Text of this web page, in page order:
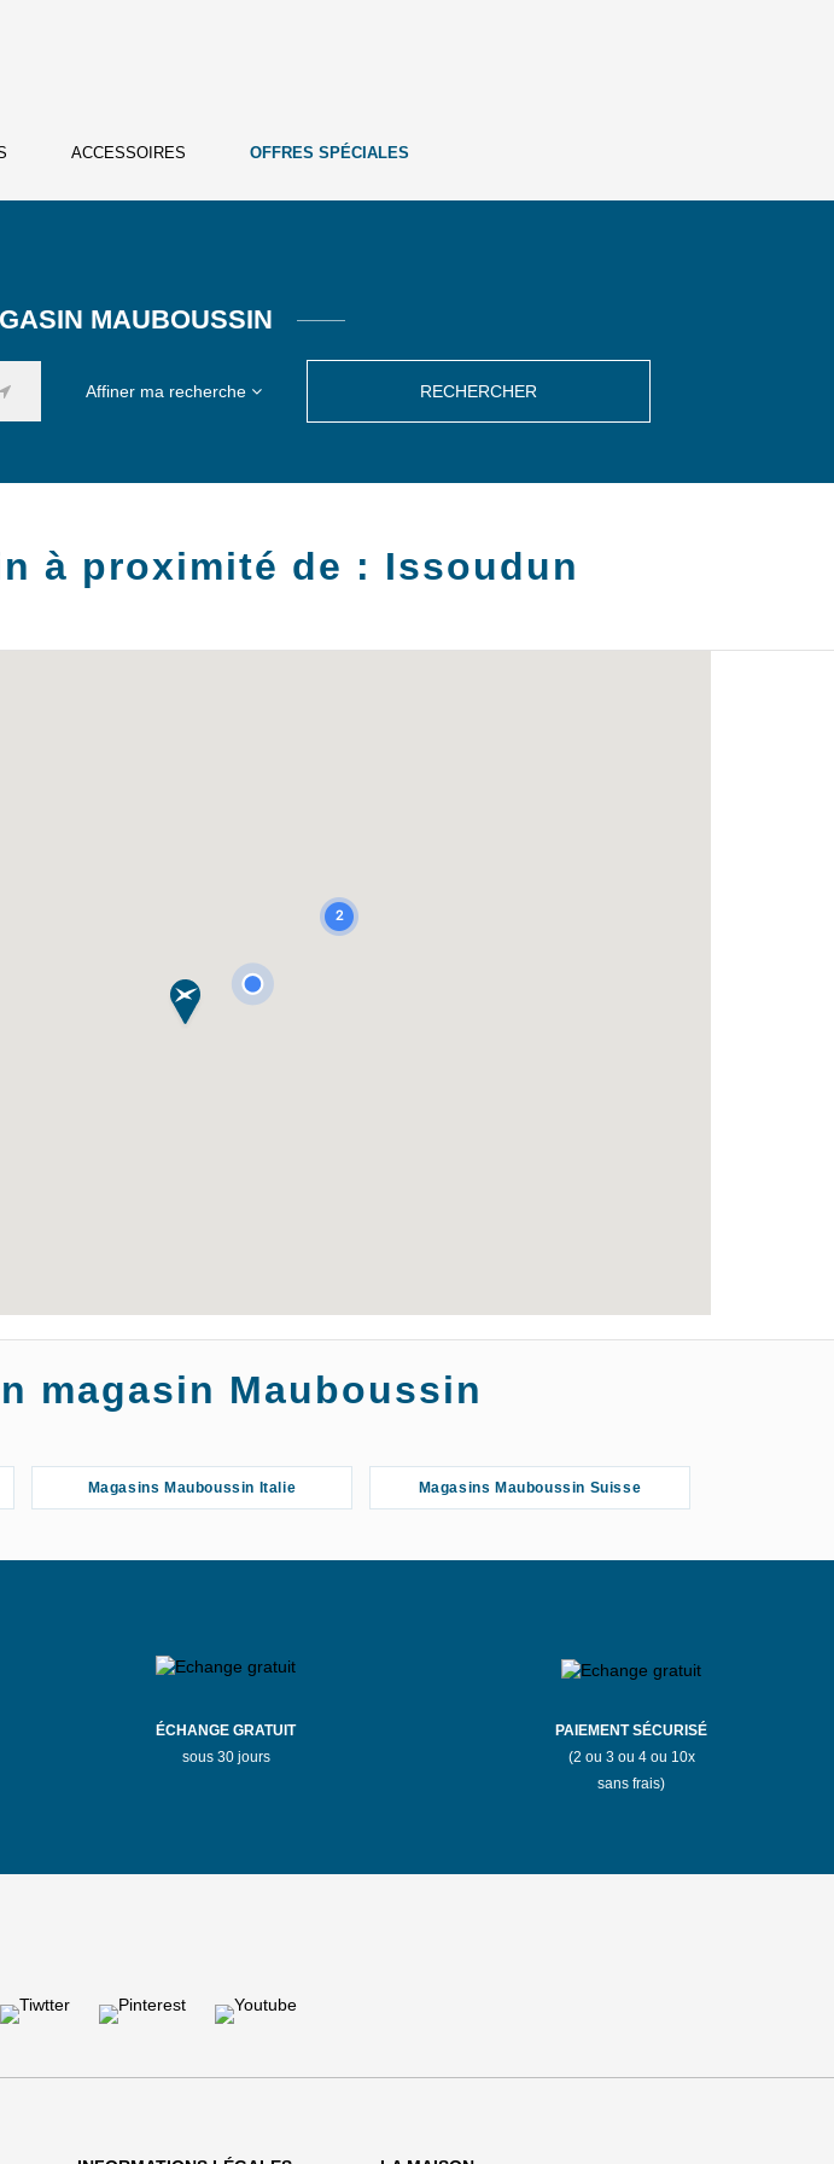
ACCESSOIRES OFFRES SPÉCIALES
MAUBOUSSIN
Affiner ma recherche RECHERCHER
à proximité de : Issoudun
2
magasin Mauboussin
Magasins Mauboussin Italie Magasins Mauboussin Suisse
ÉCHANGE GRATUIT
sous 30 jours
PAIEMENT SÉCURISÉ
(2 ou 3 ou 4 ou 10x
sans frais)